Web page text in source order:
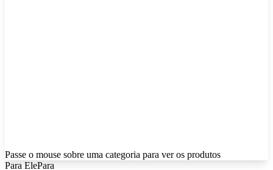
Passe o mouse sobre uma categoria para ver os produtos
Para ElePara